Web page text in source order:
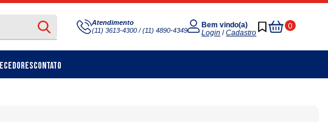
Atendimento
(11) 3613-4300 / (11) 4890-4349
Bem vindo(a)
Login /Cadastro
0
Meu
Carrinho
Contato